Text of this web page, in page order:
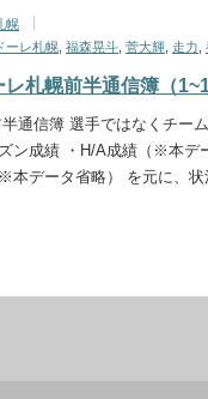
幌
ーレ札幌 福森晃斗 菅大輝 走力
札幌前半通信簿（
通信簿 選手ではなくチー
ン成績 ・H/A成績（※本デ
本データ省略） を元に、